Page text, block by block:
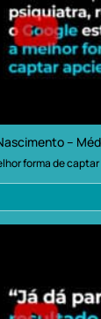
–
forma de